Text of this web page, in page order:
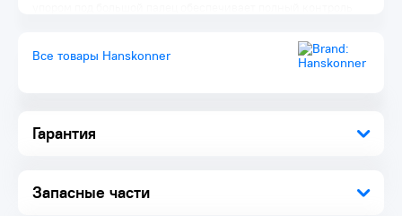
Гарантия
Запасные части
трёхгранной заточкой и дополнительной обработкой
лазером служит в 5 раз дольше стандартного. Уникальный
запатентованный фиксирующий винт плотно прижимает
Преимущества:
Лезвия из SK2 стали позволяет служат в 5 раз дольше
стандартных
Все товары Hanskonner